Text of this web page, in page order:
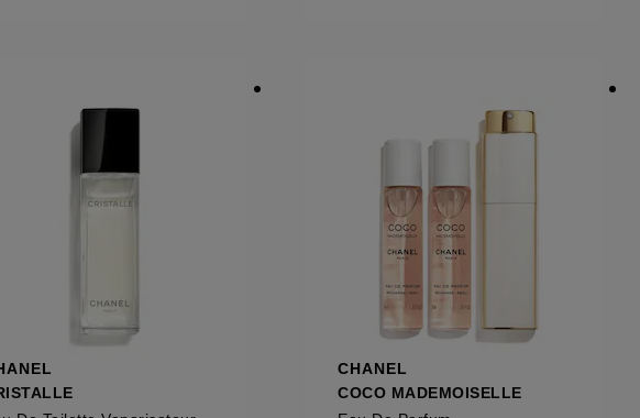
CHANEL
COCO MADEMOISELLE
et la lecture de ces traceurs requiert votre accord. Vous pouvez
mes choix" ci-dessous ou décider de "tout accepter". Sephora
Cookies, pour les finalités acceptées, avec les données personnelles
refuser tous les cookies, cliques sur "continuer sans accepter". Voous
obtenir plus d'information sur les cookies utilisés,cliquez